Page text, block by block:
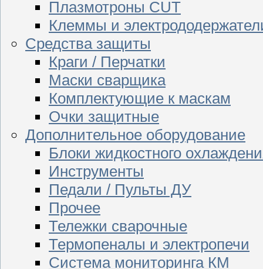
Плазмотроны CUT
Клеммы и
Средства защиты
Краги / Перчатки
Маски сварщика
Комплектующие к маскам
Очки защитные
Дополнительное оборудование
Блоки жидкостного
Инструменты
Педали / Пульты ДУ
Прочее
Тележки сварочные
Термопеналы и электропечи
Система мониторинга КМ